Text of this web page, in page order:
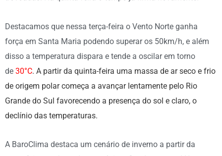
Destacamos que nessa terça-feira o Vento Norte ganha
força em Santa Maria podendo superar os 50km/h, e além
disso a temperatura dispara e tende a oscilar em torno
de 30°C. A partir da quinta-feira uma massa de ar seco e frio
de origem polar começa a avançar lentamente pelo Rio
Grande do Sul favorecendo a presença do sol e claro, o
declínio das temperaturas.
A BaroClima destaca um cenário de inverno a partir da